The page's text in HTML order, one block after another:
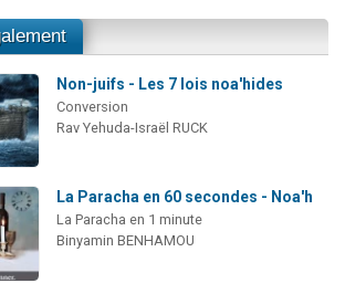
Non-juifs - Les 7 lois noa'hides
Conversion
Rav Yehuda-Israël RUCK
La Paracha en 60 secondes - Noa'h
La Paracha en 1 minute
Binyamin BENHAMOU